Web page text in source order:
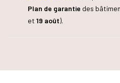
Plan de garantie des
et 19 août).